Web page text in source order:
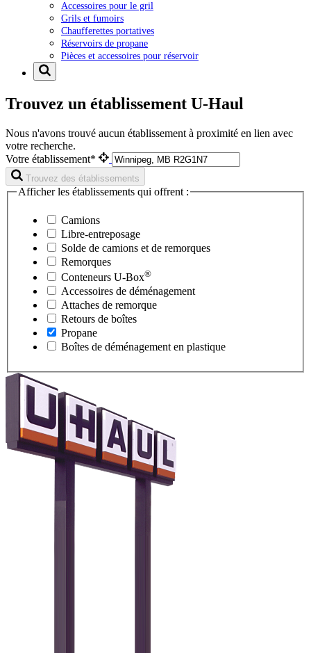
Accessoires pour le gril
Grils et fumoirs
Chaufferettes portatives
Réservoirs de propane
Pièces et accessoires pour réservoir
Trouvez un établissement U-Haul
Nous n'avons trouvé aucun établissement à proximité en lien avec
votre recherche.
Votre établissement*
Trouvez des établissements
Afficher les établissements qui offrent :
Camions
Libre-entreposage
Solde de camions et de remorques
Remorques
Conteneurs U-Box®
Accessoires de déménagement
Attaches de remorque
Retours de boîtes
Propane
Boîtes de déménagement en plastique